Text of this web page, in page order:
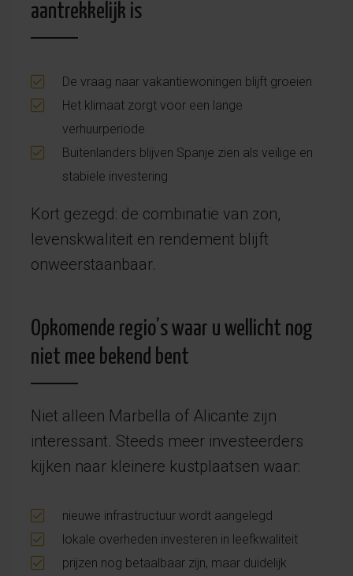
aantrekkelijk is
De vraag naar vakantiewoningen blijft groeien
Het klimaat zorgt voor een lange
verhuurperiode
Buitenlanders blijven Spanje zien als veilige en
stabiele investering
Kort gezegd: de combinatie van zon,
levenskwaliteit en rendement blijft
onweerstaanbaar.
Opkomende regio’s waar u wellicht nog
niet mee bekend bent
Niet alleen Marbella of Alicante zijn
interessant. Steeds meer investeerders
kijken naar kleinere kustplaatsen waar:
nieuwe infrastructuur wordt aangelegd
lokale overheden investeren in leefkwaliteit
prijzen nog betaalbaar zijn, maar duidelijk